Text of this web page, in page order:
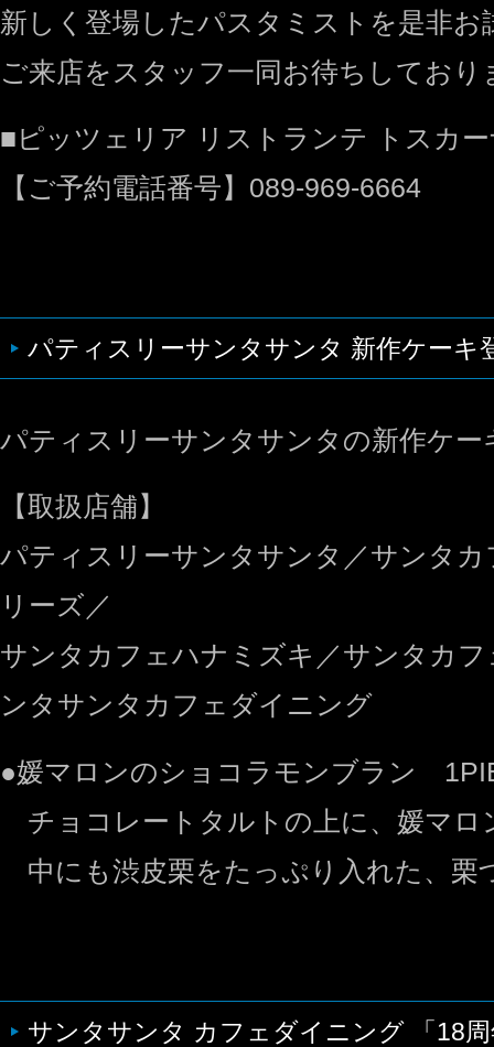
新しく登場したパスタミストを是非お
ご来店をスタッフ一同お待ちしており
■ピッツェリア リストランテ トスカ
【ご予約電話番号】089-969-6664
パティスリーサンタサンタ 新作ケーキ
パティスリーサンタサンタの新作ケー
【取扱店舗】
パティスリーサンタサンタ／サンタ
リーズ／
サンタカフェハナミズキ／サンタカ
ンタサンタカフェダイニング
●媛マロンのショコラモンブラン
チョコレートタルトの上に、媛マロ
中にも渋皮栗をたっぷり入れた、栗
サンタサンタ カフェダイニング 「18